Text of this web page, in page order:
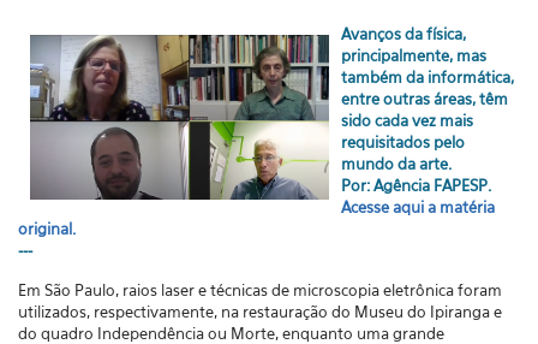
Avanços da física,
principalmente, mas
também da informática,
entre outras áreas, têm
sido cada vez mais
requisitados pelo
mundo da arte.
Por: Agência FAPESP.
Acesse aqui a matéria
original.
---
Em São Paulo, raios laser e técnicas de microscopia eletrônica foram
utilizados, respectivamente, na restauração do Museu do Ipiranga e
do quadro Independência ou Morte, enquanto uma grande